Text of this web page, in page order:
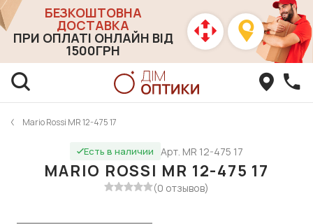
БЕЗКОШТОВНА
ДОСТАВКА
ПРИ ОПЛАТІ ОНЛАЙН ВІД
1500ГРН
Mario Rossi MR 12-475 17
Есть в наличии Арт. MR 12-475 17
MARIO ROSSI MR 12-475 17
(0 отзывов)